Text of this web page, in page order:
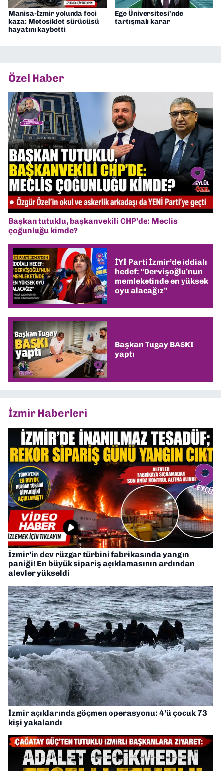
Manisa-İzmir yolunda feci
kaza: Motosiklet sürücüsü
hayatını kaybetti
Ege Üniversitesi’nde
tartışmalı karar
Özel Haber
Başkan tutuklu, başkanvekili CHP’de: Meclis
çoğunluğu kimde?
İYİ Parti İzmir’de iddialı
hedef: “Dervişoğlu’nun
memleketinde en yüksek
oyu alacağız”
Başkan Tugay BASKI
yaptı
İzmir Haberleri
İzmir’in dev rüzgar türbini fabrikasında yangın
paniği! En büyük sipariş açıklamasının ardından
alevler yükseldi
İzmir açıklarında göçmen operasyonu: 4’ü çocuk 73
kişi yakalandı